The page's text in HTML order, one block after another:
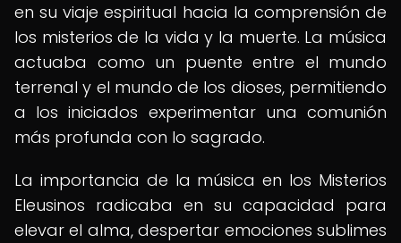
en su viaje espiritual hacia la comprensión de
los misterios de la vida y la muerte. La música
actuaba como un puente entre el mundo
terrenal y el mundo de los dioses, permitiendo
a los iniciados experimentar una comunión
más profunda con lo sagrado.
La importancia de la música en los Misterios
Eleusinos radicaba en su capacidad para
elevar el alma, despertar emociones sublimes